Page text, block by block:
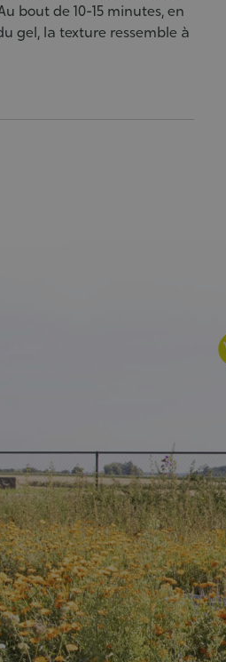
bout de 10-15 minutes, en
gel, la texture ressemble à